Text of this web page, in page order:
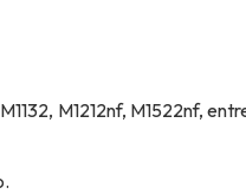
M1212nf, M1522nf,